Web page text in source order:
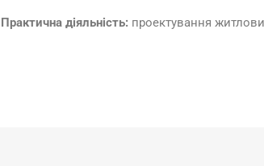
Практична діяльність: проектування